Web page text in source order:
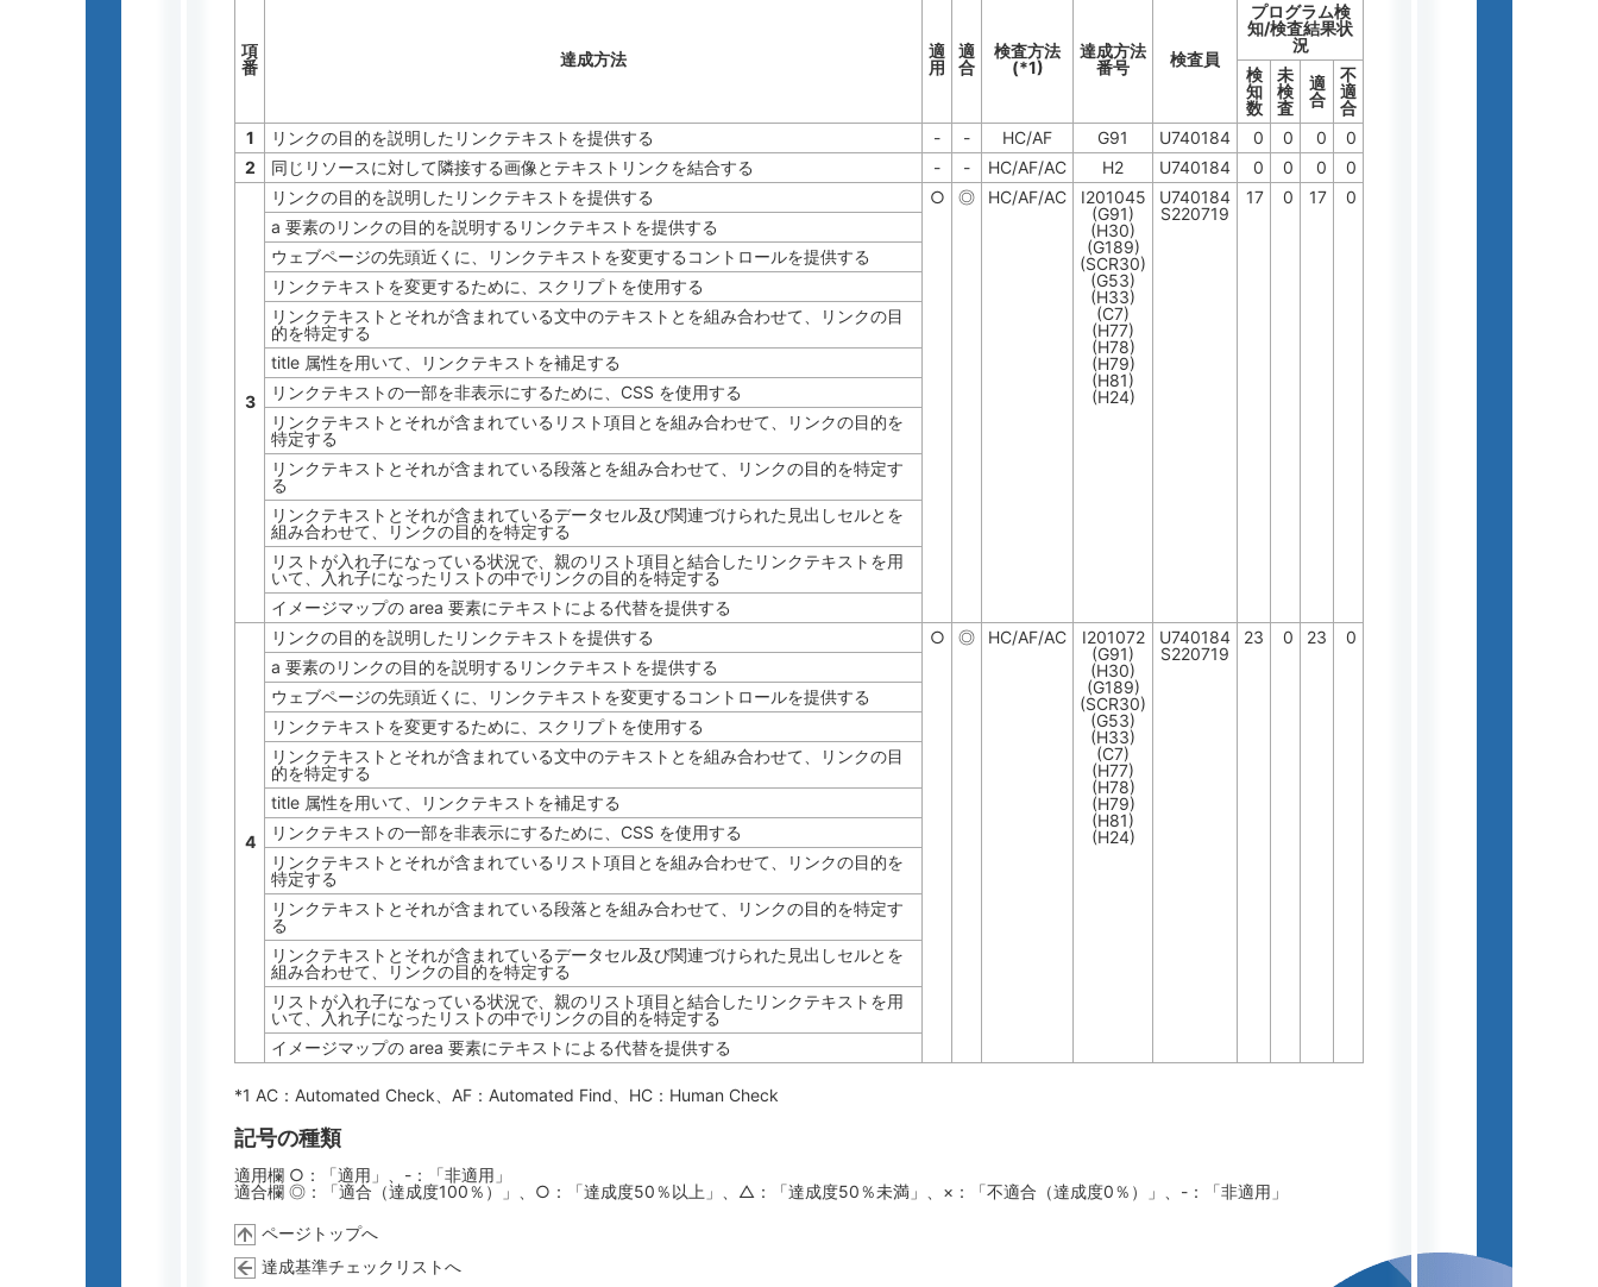
項
番
達成方法
適
用
適
合
検査方法
(*1)
達成方法
番号
検査員
プログラム検
知/検査結果状
況
検
知
数
未
検
査
適
合
不
適
合
1
リンクの目的を説明したリンクテキストを提供する - - HC/AF G91 U740184 0 0 0
0
2
同じリソースに対して隣接する画像とテキストリンクを結合する - - HC/AF/AC H2 U740184 0 0 0 0
3
リンクの目的を説明したリンクテキストを提供する ○ ◎ HC/AF/AC
I201045
(G91)
(H30)
(G189)
(SCR30)
(G53)
(H33)
(C7)
(H77)
(H78)
(H79)
(H81)
(H24)
U740184
S220719
17 0 17
0
a 要素のリンクの目的を説明するリンクテキストを提供する
ウェブページの先頭近くに、リンクテキストを変更するコントロールを提供する
リンクテキストを変更するために、スクリプトを使用する
リンクテキストとそれが含まれている文中のテキストとを組み合わせて、リンクの目
的を特定する
title 属性を用いて、リンクテキストを補足する
リンクテキストの一部を非表示にするために、CSS を使用する
リンクテキストとそれが含まれているリスト項目とを組み合わせて、リンクの目的を
特定する
リンクテキストとそれが含まれている段落とを組み合わせて、リンクの目的を特定す
る
リンクテキストとそれが含まれているデータセル及び関連づけられた見出しセルとを
組み合わせて、リンクの目的を特定する
リストが入れ子になっている状況で、親のリスト項目と結合したリンクテキストを用
いて、入れ子になったリストの中でリンクの目的を特定する
イメージマップの area 要素にテキストによる代替を提供する
4
リンクの目的を説明したリンクテキストを提供する ○ ◎ HC/AF/AC
I201072
(G91)
(H30)
(G189)
(SCR30)
(G53)
(H33)
(C7)
(H77)
(H78)
(H79)
(H81)
(H24)
U740184
S220719
23 0 23
0
a 要素のリンクの目的を説明するリンクテキストを提供する
ウェブページの先頭近くに、リンクテキストを変更するコントロールを提供する
リンクテキストを変更するために、スクリプトを使用する
リンクテキストとそれが含まれている文中のテキストとを組み合わせて、リンクの目
的を特定する
title 属性を用いて、リンクテキストを補足する
リンクテキストの一部を非表示にするために、CSS を使用する
リンクテキストとそれが含まれているリスト項目とを組み合わせて、リンクの目的を
特定する
リンクテキストとそれが含まれている段落とを組み合わせて、リンクの目的を特定す
る
リンクテキストとそれが含まれているデータセル及び関連づけられた見出しセルとを
組み合わせて、リンクの目的を特定する
リストが入れ子になっている状況で、親のリスト項目と結合したリンクテキストを用
いて、入れ子になったリストの中でリンクの目的を特定する
イメージマップの area 要素にテキストによる代替を提供する
*1 AC： Automated Check 、AF： Automated Find 、HC： Human Check
記号の種類
適用欄 ○：「適用」、-：「非適用」
適合欄 ◎：「適合（達成度100％）」、○：「達成度50％以上」、△：「達成度50％未満」、×：「不適合（達成度0％）」、-：「非適用」
ページトップへ
達成基準チェックリストへ